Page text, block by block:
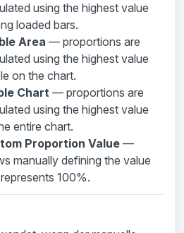
using the highest value
loaded bars.
Area — proportions are
using the highest value
on the chart.
Chart — proportions are
using the highest value
entire chart.
Proportion Value—
manually defining the value
100%.